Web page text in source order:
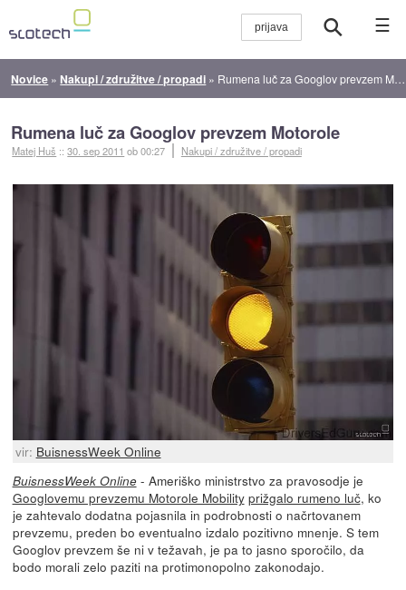
☰
Novice » Nakupi / združitve / propadi » Rumena luč za Googlov prevzem Motorole
Rumena luč za Googlov prevzem Motorole
Matej Huš ::30. sep 2011 ob 00:27 Nakupi / združitve / propadi
vir: BuisnessWeek Online
BuisnessWeek Online- Ameriško ministrstvo za pravosodje je
Googlovemu prevzemu Motorole Mobility prižgalo rumeno luč, ko
je zahtevalo dodatna pojasnila in podrobnosti o načrtovanem
prevzemu, preden bo eventualno izdalo pozitivno mnenje. S tem
Googlov prevzem še ni v težavah, je pa to jasno sporočilo, da
bodo morali zelo paziti na protimonopolno zakonodajo.